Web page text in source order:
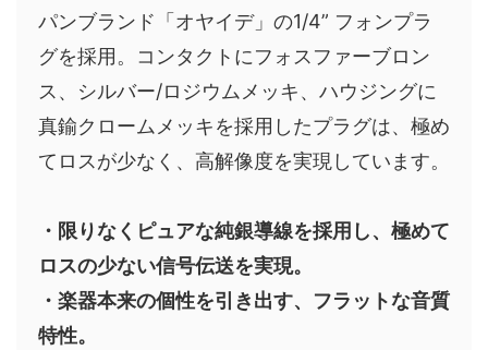
パンブランド「オヤイデ」の1/4” フォンプラ
グを採用。コンタクトにフォスファーブロン
ス、シルバー/ロジウムメッキ、ハウジングに
真鍮クロームメッキを採用したプラグは、極め
てロスが少なく、高解像度を実現しています。
・限りなくピュアな純銀導線を採用し、極めて
ロスの少ない信号伝送を実現。
・楽器本来の個性を引き出す、フラットな音質
特性。